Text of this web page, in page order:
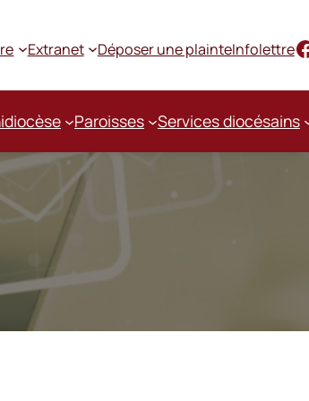
Extranet Déposer une plainteInfolettre
Paroisses Services diocésains